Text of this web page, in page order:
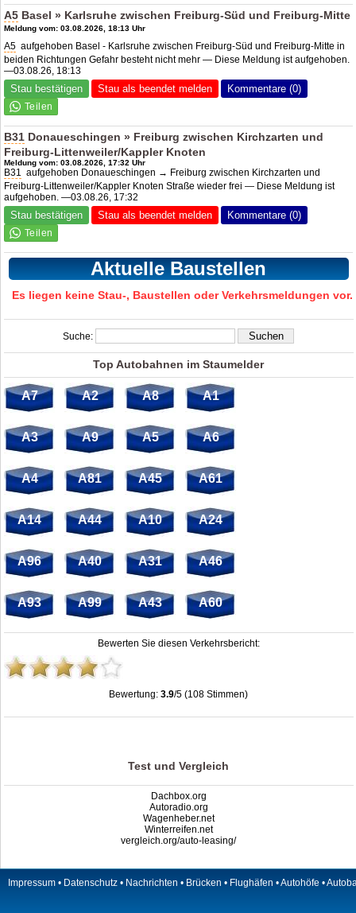
A5 Basel » Karlsruhe zwischen Freiburg-Süd und Freiburg-Mitte
Meldung vom: 03.08.2026, 18:13 Uhr
A5 aufgehoben Basel - Karlsruhe zwischen Freiburg-Süd und Freiburg-Mitte in
beiden Richtungen Gefahr besteht nicht mehr — Diese Meldung ist aufgehoben.
—03.08.26, 18:13
Stau bestätigen Stau als beendet melden Kommentare (0)
B31 Donaueschingen » Freiburg zwischen Kirchzarten und
Freiburg-Littenweiler/Kappler Knoten
Meldung vom: 03.08.2026, 17:32 Uhr
B31 aufgehoben Donaueschingen → Freiburg zwischen Kirchzarten und
Freiburg-Littenweiler/Kappler Knoten Straße wieder frei — Diese Meldung ist
aufgehoben. —03.08.26, 17:32
Stau bestätigen Stau als beendet melden Kommentare (0)
Aktuelle Baustellen
Es liegen keine Stau-, Baustellen oder Verkehrsmeldungen vor.
Suche:
Top Autobahnen im Staumelder
A7 A2 A8 A1
A3 A9 A5 A6
A4 A81 A45 A61
A14 A44 A10 A24
A96 A40 A31 A46
A93 A99 A43 A60
Bewerten Sie diesen Verkehrsbericht:
Bewertung:3.9/5 (108 Stimmen)
Raststätte Autohof Bremgarten | A5 | stau.info ,3.9out of5based on108ratings
Test und Vergleich
Dachbox.org
Autoradio.org
Wagenheber.net
Winterreifen.net
vergleich.org/auto-leasing/
Impressum • Datenschutz • Nachrichten • Brücken • Flughäfen •Autohöfe •